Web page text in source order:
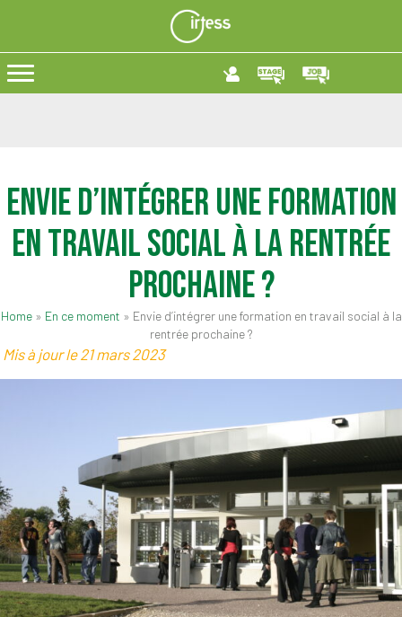
Envie d’intégrer une formation
en travail social à la rentrée
prochaine ?
Home » En ce moment » Envie d’intégrer une formation en travail social à la
rentrée prochaine ?
Mis à jour le 21 mars 2023